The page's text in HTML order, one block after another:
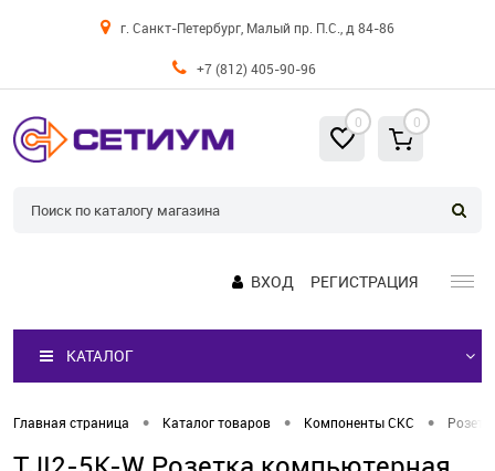
г. Санкт-Петербург, Малый пр. П.С., д 84-86
+7 (812) 405-90-96
0 0
ВХОД РЕГИСТРАЦИЯ
КАТАЛОГ
Главная страница • Каталог товаров • Компоненты СКС •